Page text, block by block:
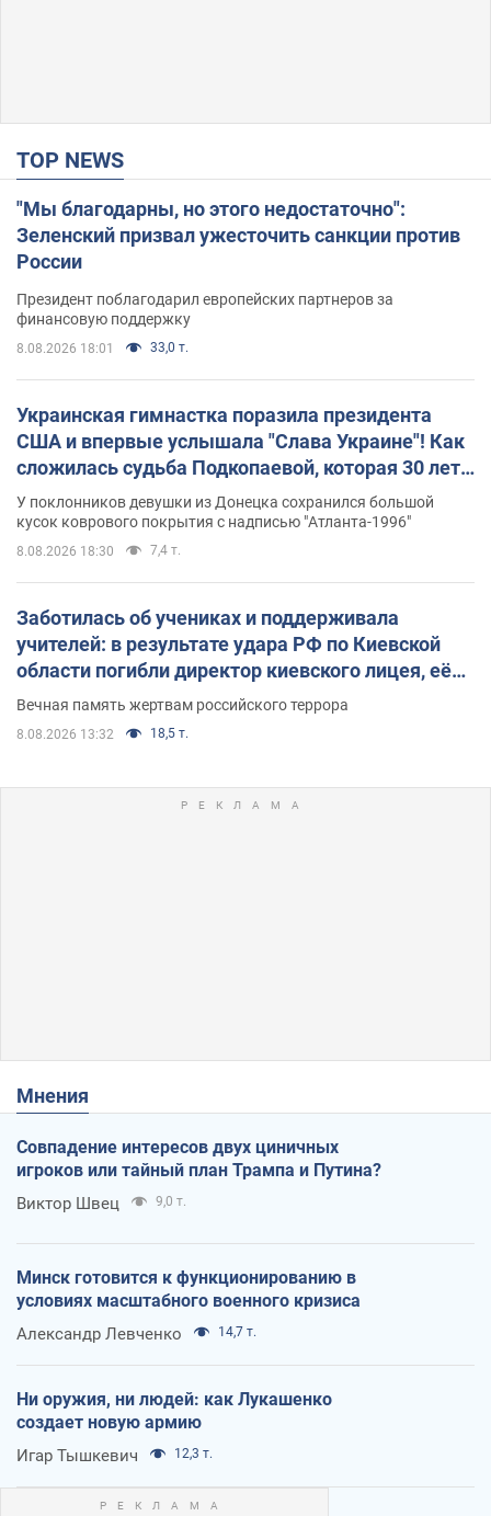
TOP NEWS
"Мы благодарны, но этого недостаточно":
Зеленский призвал ужесточить санкции против
России
Президент поблагодарил европейских партнеров за
финансовую поддержку
8.08.2026 18:01 33,0 т.
Украинская гимнастка поразила президента
США и впервые услышала "Слава Украине"! Как
сложилась судьба Подкопаевой, которая 30 лет
назад завоевала "золото" Олимпиады
У поклонников девушки из Донецка сохранился большой
кусок коврового покрытия с надписью "Атланта-1996"
8.08.2026 18:30 7,4 т.
Заботилась об учениках и поддерживала
учителей: в результате удара РФ по Киевской
области погибли директор киевского лицея, её
муж и внук
Вечная память жертвам российского террора
8.08.2026 13:32 18,5 т.
Мнения
Совпадение интересов двух циничных
игроков или тайный план Трампа и Путина?
Виктор Швец 9,0 т.
Минск готовится к функционированию в
условиях масштабного военного кризиса
Александр Левченко 14,7 т.
Ни оружия, ни людей: как Лукашенко
создает новую армию
Игар Тышкевич 12,3 т.